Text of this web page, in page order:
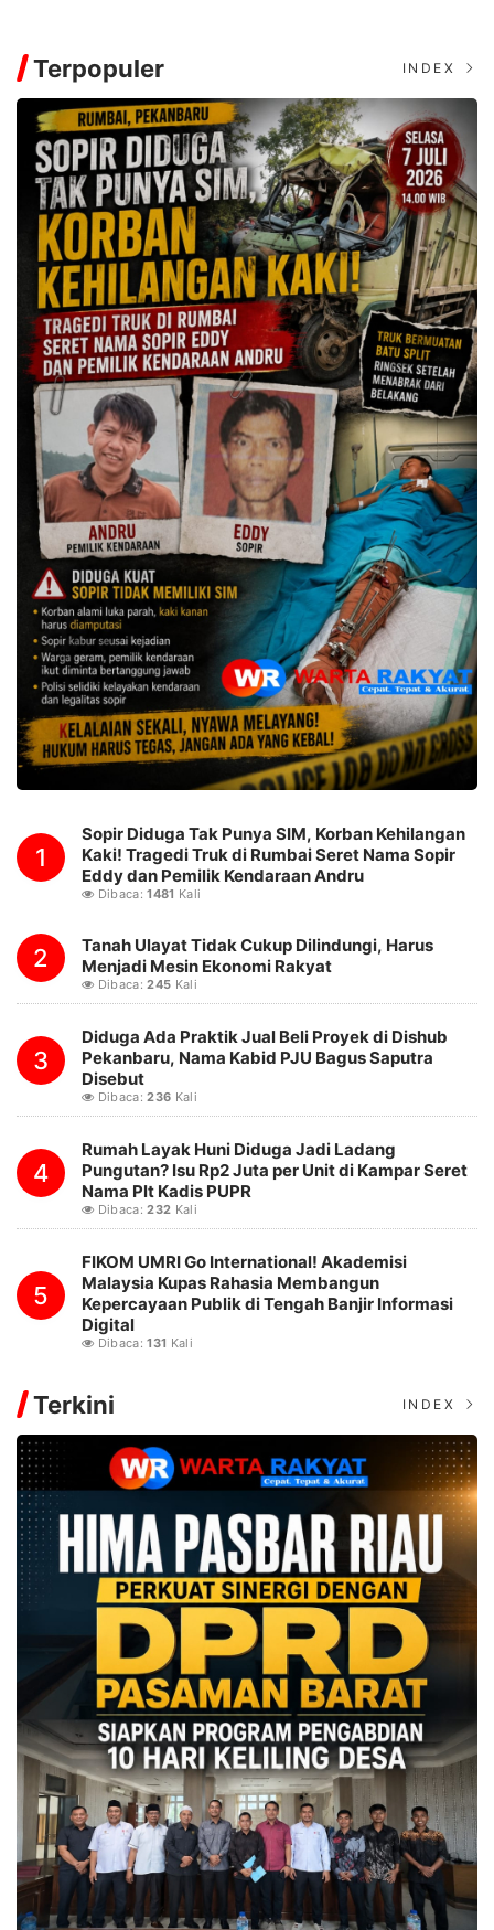
Terpopuler INDEX
1
Sopir Diduga Tak Punya SIM, Korban Kehilangan
Kaki! Tragedi Truk di Rumbai Seret Nama Sopir
Eddy dan Pemilik Kendaraan Andru
Dibaca:1481 Kali
2
Tanah Ulayat Tidak Cukup Dilindungi, Harus
Menjadi Mesin Ekonomi Rakyat
Dibaca:245 Kali
3
Diduga Ada Praktik Jual Beli Proyek di Dishub
Pekanbaru, Nama Kabid PJU Bagus Saputra
Disebut
Dibaca:236 Kali
4
Rumah Layak Huni Diduga Jadi Ladang
Pungutan? Isu Rp2 Juta per Unit di Kampar Seret
Nama Plt Kadis PUPR
Dibaca:232 Kali
5
FIKOM UMRI Go International! Akademisi
Malaysia Kupas Rahasia Membangun
Kepercayaan Publik di Tengah Banjir Informasi
Digital
Dibaca:131 Kali
Terkini INDEX